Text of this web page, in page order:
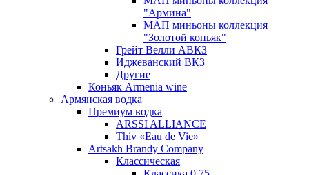
"Армина"
МАП миньоны коллекция
"Золотой коньяк"
Грейт Велли АВКЗ
Иджеванский ВКЗ
Другие
Коньяк Armenia wine
Армянская водка
Премиум водка
ARSSI ALLIANCE
Thiv «Eau de Vie»
Artsakh Brandy Company
Классическая